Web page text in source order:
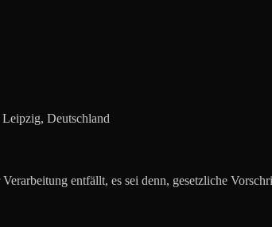
Deutschland
entfällt, es sei denn, gesetzliche